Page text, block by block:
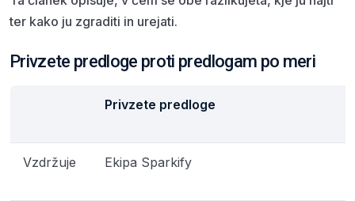
ter kako ju zgraditi in urejati.
Privzete predloge proti predlogam po meri
Privzete predloge
Vzdržuje Ekipa Sparkify